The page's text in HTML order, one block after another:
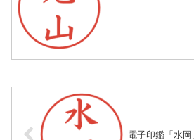
電子印鑑「水